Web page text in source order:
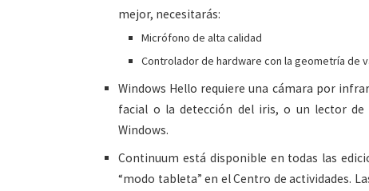
mejor, necesitarás:
Micrófono de alta calidad
Controlador de hardware con la geometría de
Windows Hello requiere una cámara por
facial o la detección del iris, o un lector
Windows.
Continuum está disponible en todas las
“modo tableta” en el Centro de actividades.